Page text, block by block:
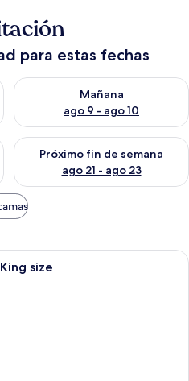
para estas fechas
hoy ago 8 - ago 9
Mañana
ago 9 - ago 10
Consulta la disponibilidad
este fin de semana ago 14 -
Próximo fin de semana
ago 21 - ago 23
Consulta la disponibilidad
Habitación de hotel con cama,
size